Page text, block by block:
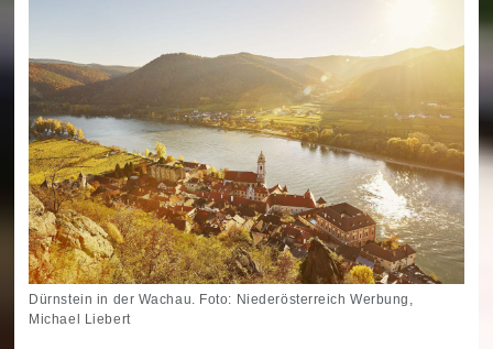
Dürnstein in der Wachau. Foto: Niederösterreich Werbung,
Michael Liebert